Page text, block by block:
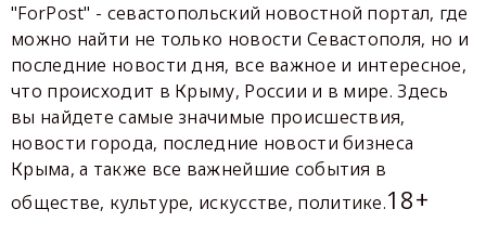
"ForPost" - севастопольский новостной портал, где
можно найти не только новости Севастополя, но и
последние новости дня, все важное и интересное,
что происходит в Крыму, России и в мире. Здесь
вы найдете самые значимые происшествия,
новости города, последние новости бизнеса
Крыма, а также все важнейшие события в
обществе, культуре, искусстве, политике.18+